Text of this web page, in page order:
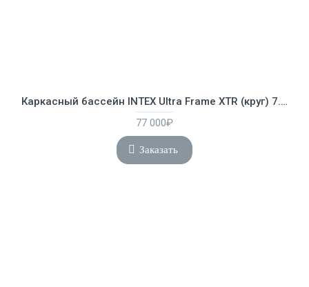
Каркасный бассейн INTEX Ultra Frame XTR (круг) 7.32 х 1.32 м ; артикул 26340
77 000₽
Заказать